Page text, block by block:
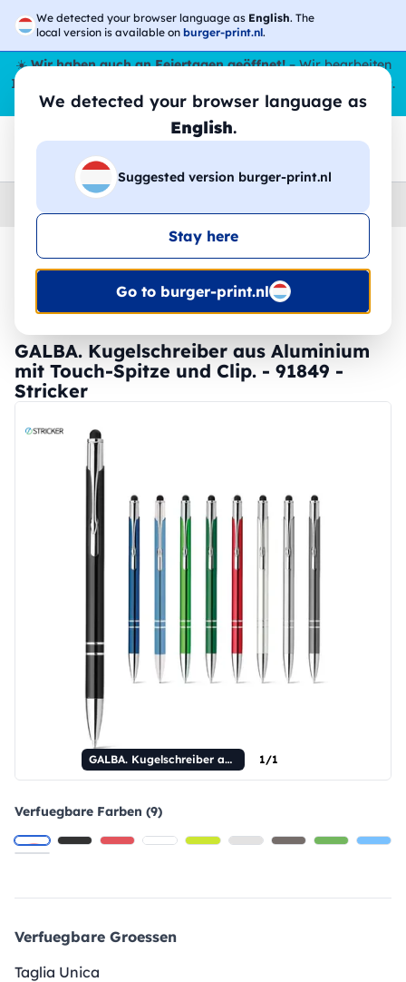
We detected your browser language as English. The
local version is available on burger-print.nl.
We detected your browser language as
English.
Suggested version burger-print.nl
Stay here
Go to burger-print.nl
☀️Wir haben auch an Feiertagen geöffnet!– Wir bearbeiten
Ihre Bestellungen den ganzen Sommer über,
sogar im August.
😎🌴
Home
🔥 -30 % DTF-Druck
GALBA. Kugelschreiber aus Aluminium
mit Touch-Spitze und Clip. - 91849 -
Stricker
GALBA. Kugelschreiber aus Aluminium mit Touch-Spitze und Clip. 1/1
Verfuegbare Farben (9)
Verfuegbare Groessen
Taglia Unica